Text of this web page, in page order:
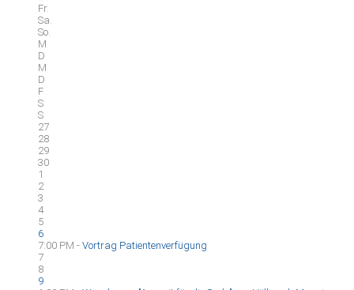
Fr.
Sa.
So.
M
D
M
D
F
S
S
27
28
29
30
1
2
3
4
5
6
7:00 PM - Vortrag Patientenverfügung
7
8
9